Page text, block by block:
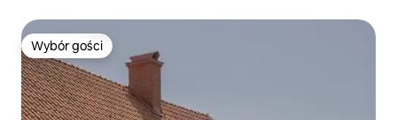
Wybór gości
Wybór gości